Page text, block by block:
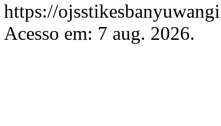
https://
Acesso em: 7 aug. 2026.